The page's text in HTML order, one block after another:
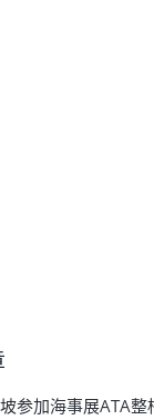
参加海事展ATA